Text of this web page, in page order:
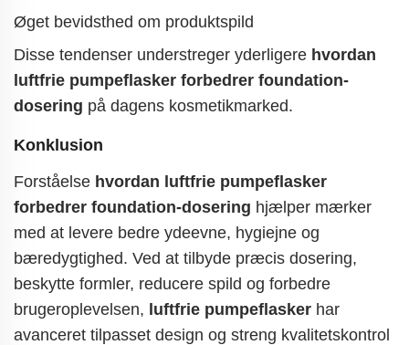
Øget bevidsthed om produktspild
Disse tendenser understreger yderligere hvordan
luftfrie pumpeflasker forbedrer foundation-
dosering på dagens kosmetikmarked.
Konklusion
Forståelse hvordan luftfrie pumpeflasker
forbedrer foundation-dosering hjælper mærker
med at levere bedre ydeevne, hygiejne og
bæredygtighed. Ved at tilbyde præcis dosering,
beskytte formler, reducere spild og forbedre
brugeroplevelsen, luftfrie pumpeflasker har
avanceret tilpasset design og streng kvalitetskontrol